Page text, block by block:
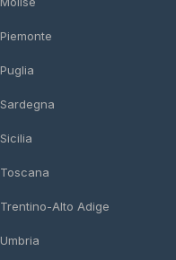
Piemonte
Puglia
Sardegna
Sicilia
Toscana
Trentino-Alto Adige
Umbria